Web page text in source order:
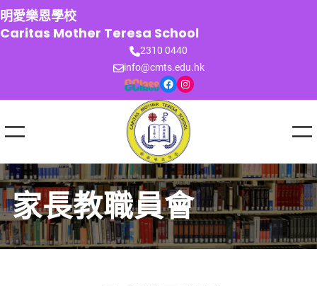
跳
至
主
明愛樂恩學校
Caritas Mother Teresa School
2310 0440
info@cmts.edu.hk
Facebook Instagram
家長教職員會